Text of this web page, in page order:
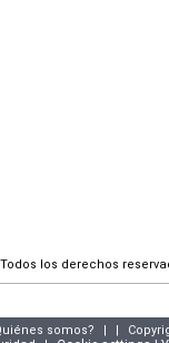
los derechos
somos?